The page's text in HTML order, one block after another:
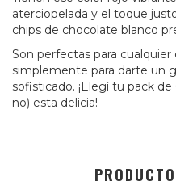
aterciopelada y el toque
chips de chocolate blanco
Son perfectas para cualquier
simplemente para darte un
sofisticado. ¡Elegí tu pack
no) esta delicia!